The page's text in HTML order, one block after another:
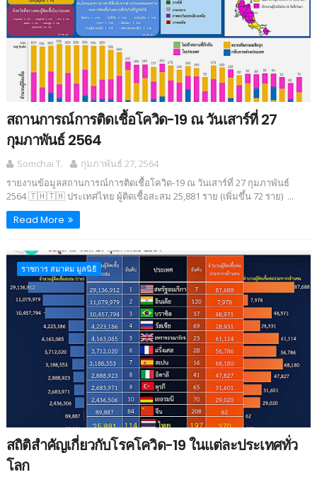
สถานการณ์การติดเชื้อโควิด-19 ณ วันเสาร์ที่ 27
กุมภาพันธ์ 2564
Somchai T.
กุมภาพันธ์ 27, 2564
รายงานข้อมูลสถานการณ์การติดเชื้อโควิด-19 ณ วันเสาร์ที่ 27 กุมภาพันธ์
2564 🇹🇭🇹🇭 ประเทศไทย ผู้ติดเชื้อสะสม 25,881 ราย (เพิ่มขึ้น 72 ราย) ...
Read More
ราชการ สมาคม มูลนิธิ
สถิติสำคัญเกี่ยวกับโรคโควิด-19 ในแต่ละประเทศทั่ว
โลก